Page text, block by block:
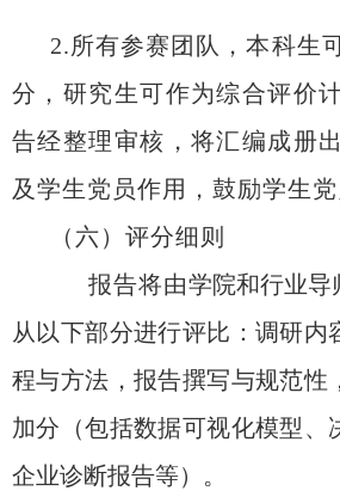
2.所有参赛团队，本科生
分，研究生可作为综合评价
告经整理审核，将汇编成册
及学生党员作用，鼓励学生党
（六）评分细则
报告将由学院和行业导
从以下部分进行评比 ：调研
程与方法，报告撰写与规范性
加分（包括数据可视化模型 、
企业诊断报告等）。